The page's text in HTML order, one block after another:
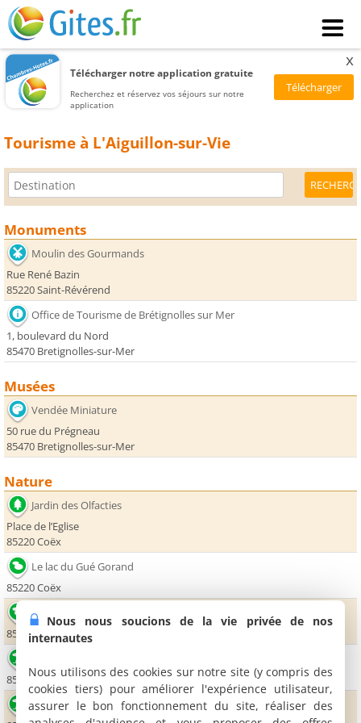
Télécharger notre application gratuite
Recherchez et réservez vos séjours sur notre
application
x
Tourisme à L'Aiguillon-sur-Vie
Monuments
Moulin des Gourmands
Rue René Bazin
85220 Saint-Révérend
Office de Tourisme de Brétignolles sur Mer
1, boulevard du Nord
85470 Bretignolles-sur-Mer
Musées
Vendée Miniature
50 rue du Prégneau
85470 Bretignolles-sur-Mer
Nature
Jardin des Olfacties
Place de l’Eglise
85220 Coëx
Le lac du Gué Gorand
85220 Coëx
Le lac du Jaunay
85220 Landevieille
85470 Bretignolles-sur-Mer
Plage de La Sauzaie
Nous nous soucions de la vie privée de nos
internautes
Nous utilisons des cookies sur notre site (y compris des
cookies tiers) pour améliorer l'expérience utilisateur,
assurer le bon fonctionnement du site, réaliser des